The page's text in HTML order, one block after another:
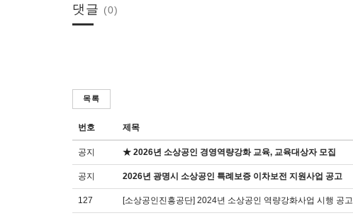
댓글 (0)
목록
번호 제목
공지 ★ 2026년 소상공인 경영역량강화 교육, 교육대상자 모집
공지 2026년 광명시 소상공인 특례보증 이차보전 지원사업 공고
127 [소상공인진흥공단] 2024년 소상공인 역량강화사업 시행 공고